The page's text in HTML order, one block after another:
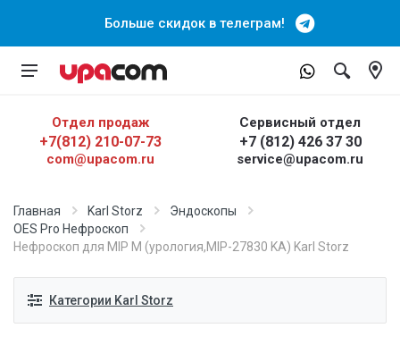
Больше скидок в телеграм!
Отдел продаж
+7(812) 210-07-73
com@upacom.ru
Сервисный отдел
+7 (812) 426 37 30
service@upacom.ru
Главная Karl Storz
Эндоскопы
OES Pro Нефроскоп
Нефроскоп для MIP М (урология,MIP-27830 KA) Karl Storz
Категории Karl Storz